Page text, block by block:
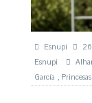
Esnupi
Esnupi
García ,